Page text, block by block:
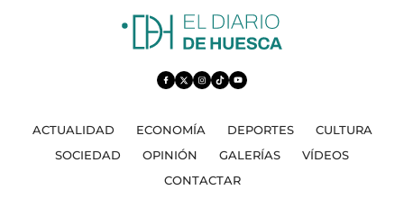
ACTUALIDAD ECONOMÍA DEPORTES
CULTURA
SOCIEDAD
OPINIÓN GALERÍAS
VÍDEOS
CONTACTAR